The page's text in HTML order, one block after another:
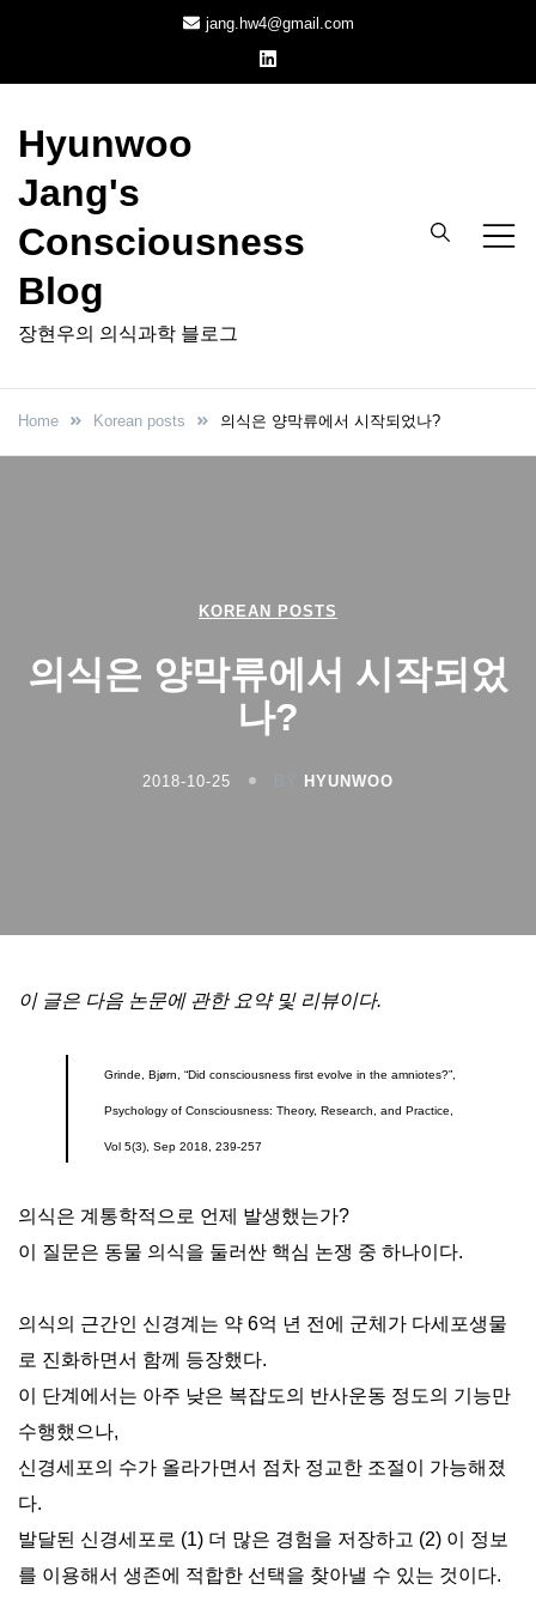
content
jang.hw4@gmail.com
Hyunwoo
Jang's
Consciousness
Blog
장현우의 의식과학 블로그
Home Korean posts 의식은 양막류에서 시작되었나?
KOREAN POSTS
의식은 양막류에서 시작되었
나?
2018-10-25 HYUNWOO
이 글은 다음 논문에 관한 요약 및 리뷰이다.
Grinde, Bjørn, “Did consciousness first evolve in the amniotes?”,
Psychology of Consciousness: Theory, Research, and Practice,
Vol 5(3), Sep 2018, 239-257
의식은 계통학적으로 언제 발생했는가?
이 질문은 동물 의식을 둘러싼 핵심 논쟁 중 하나이다.
의식의 근간인 신경계는 약 6억 년 전에 군체가 다세포생물
로 진화하면서 함께 등장했다.
이 단계에서는 아주 낮은 복잡도의 반사운동 정도의 기능만
수행했으나,
신경세포의 수가 올라가면서 점차 정교한 조절이 가능해졌
다.
발달된 신경세포로 (1) 더 많은 경험을 저장하고 (2) 이 정보
를 이용해서 생존에 적합한 선택을 찾아낼 수 있는 것이다.